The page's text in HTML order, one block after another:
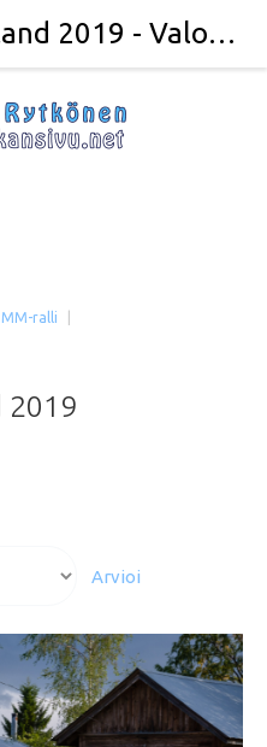
MM-ralli
2019
Neste Rally Finland 2019 - Valokuvaaja Ilkka Rytkönen